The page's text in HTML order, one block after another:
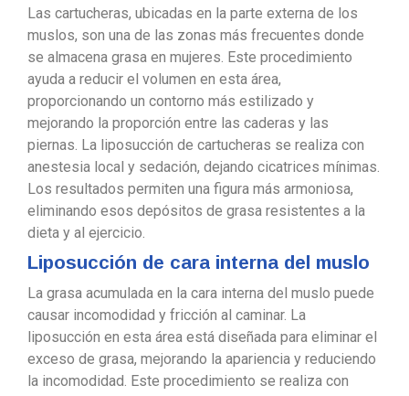
Las cartucheras, ubicadas en la parte externa de los
muslos, son una de las zonas más frecuentes donde
se almacena grasa en mujeres. Este procedimiento
ayuda a reducir el volumen en esta área,
proporcionando un contorno más estilizado y
mejorando la proporción entre las caderas y las
piernas. La liposucción de cartucheras se realiza con
anestesia local y sedación, dejando cicatrices mínimas.
Los resultados permiten una figura más armoniosa,
eliminando esos depósitos de grasa resistentes a la
dieta y al ejercicio.
Liposucción de cara interna del muslo
La grasa acumulada en la cara interna del muslo puede
causar incomodidad y fricción al caminar. La
liposucción en esta área está diseñada para eliminar el
exceso de grasa, mejorando la apariencia y reduciendo
la incomodidad. Este procedimiento se realiza con